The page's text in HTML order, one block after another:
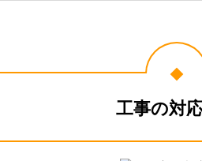
工事の対